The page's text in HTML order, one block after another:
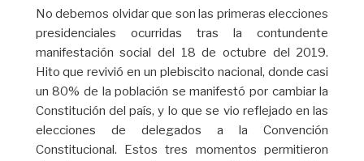
No debemos olvidar que son las primeras elecciones
presidenciales ocurridas tras la contundente
manifestación social del 18 de octubre del 2019.
Hito que revivió en un plebiscito nacional, donde casi
un 80% de la población se manifestó por cambiar la
Constitución del país, y lo que se vio reflejado en las
elecciones de delegados a la Convención
Constitucional. Estos tres momentos permitieron